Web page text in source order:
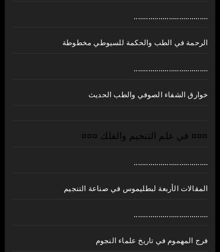
....................................
الرحمة في الطب والحكمة للسيوطي مخطوطة
....................................
خوارق الشفاء الصوفي والطب الحديث
¤¤¤ في علم التنجيم والفلك ¤¤¤
....................................
المقالات الأربعة لبطليموس في صناعة التنجيم
....................................
فرج المهموم في تاريخ علماء النجوم